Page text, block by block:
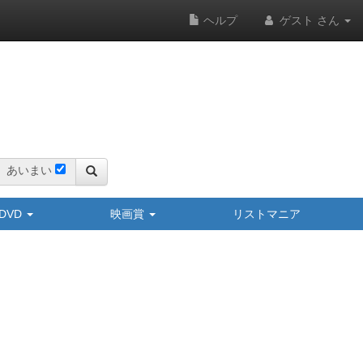
ヘルプ ゲスト さん
あいまい
映画賞 リストマニア